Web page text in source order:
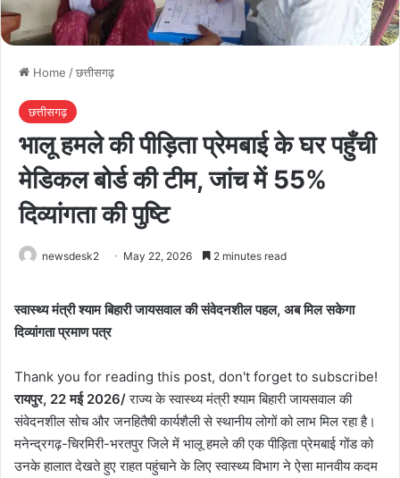
Home /छत्तीसगढ़
छत्तीसगढ़
भालू हमले की पीड़िता प्रेमबाई के घर पहुँची
मेडिकल बोर्ड की टीम, जांच में 55%
दिव्यांगता की पुष्टि
newsdesk2 May 22, 2026 2 minutes read
स्वास्थ्य मंत्री श्याम बिहारी जायसवाल की संवेदनशील पहल, अब मिल सकेगा
दिव्यांगता प्रमाण पत्र
Thank you for reading this post, don't forget to subscribe!
रायपुर, 22 मई 2026/राज्य के स्वास्थ्य मंत्री श्याम बिहारी जायसवाल की
संवेदनशील सोच और जनहितैषी कार्यशैली से स्थानीय लोगों को लाभ मिल रहा है।
मनेन्द्रगढ़-चिरमिरी-भरतपुर जिले में भालू हमले की एक पीड़िता प्रेमबाई गोंड को
उनके हालात देखते हुए राहत पहुंचाने के लिए स्वास्थ्य विभाग ने ऐसा मानवीय कदम